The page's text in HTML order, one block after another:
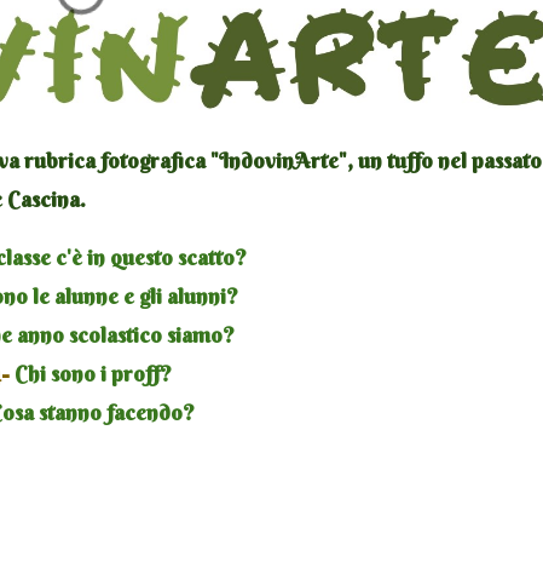
rubrica fotografica "IndovinArte", un tuffo nel passato
c'è in questo scatto?
le alunne e gli alunni?
anno scolastico siamo?
Chi sono i proff?
stanno facendo?